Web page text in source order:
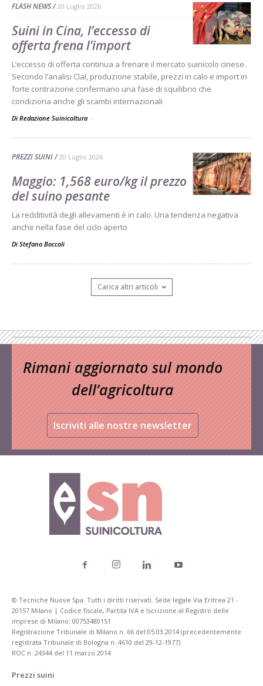
FLASH NEWS 20 Luglio 2026
Suini in Cina, l’eccesso di
offerta frena l’import
L’eccesso di offerta continua a frenare il mercato suinicolo cinese.
Secondo l’analisi Clal, produzione stabile, prezzi in calo e import in
forte contrazione confermano una fase di squilibrio che
condiziona anche gli scambi internazionali
Di Redazione Suinicoltura -
PREZZI SUINI 20 Luglio 2026
Maggio: 1,568 euro/kg il prezzo
del suino pesante
La redditività degli allevamenti è in calo. Una tendenza negativa
anche nella fase del ciclo aperto
Di Stefano Boccoli -
Carica altri articoli
Rimani aggiornato sul mondo
dell’agricoltura
Iscriviti alle nostre newsletter
© Tecniche Nuove Spa. Tutti i diritti riservati. Sede legale Via Eritrea 21 -
20157 Milano | Codice fiscale, Partita IVA e Iscrizione al Registro delle
imprese di Milano: 00753480151
Registrazione Tribunale di Milano n. 66 del 05.03.2014 (precedentemente
registrata Tribunale di Bologna n. 4610 del 29-12-1977)
ROC n. 24344 del 11 marzo 2014
Prezzi suini